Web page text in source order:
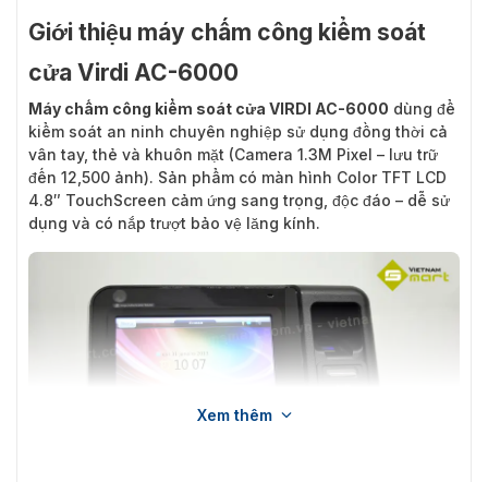
Giới thiệu máy chấm công kiểm soát
cửa Virdi AC-6000
Máy chấm công kiểm soát cửa VIRDI AC-6000 dùng để
kiểm soát an ninh chuyên nghiệp sử dụng đồng thời cả
vân tay, thẻ và khuôn mặt (Camera 1.3M Pixel – lưu trữ
đến 12,500 ảnh). Sản phẩm có màn hình Color TFT LCD
4.8″ TouchScreen cảm ứng sang trọng, độc đáo – dễ sử
dụng và có nắp trượt bảo vệ lăng kính.
Xem thêm